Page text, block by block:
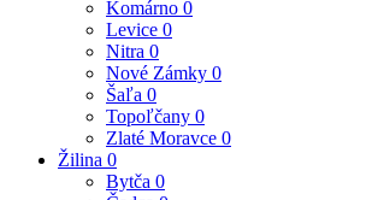
Komárno 0
Levice 0
Nitra 0
Nové Zámky 0
Šaľa 0
Topoľčany 0
Zlaté Moravce 0
Žilina 0
Bytča 0